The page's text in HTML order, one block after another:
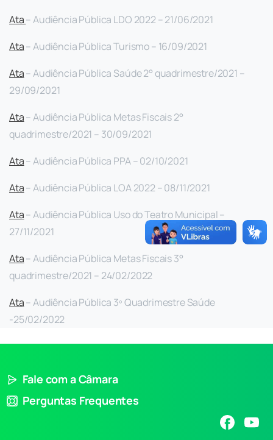
Ata– Audiência Pública LDO 2022 – 21/06/2021
Ata– Audiência Pública Turismo – 16/09/2021
Ata– Audiência Pública Saúde 2° quadrimestre/2021 –
29/09/2021
Ata– Audiência Pública Metas Fiscais 2°
quadrimestre/2021 – 30/09/2021
Ata– Audiência Pública PPA – 02/10/2021
Ata– Audiência Pública LOA 2022 – 08/11/2021
Ata– Audiência Pública Uso do Teatro Municipal –
27/11/2021
Ata– Audiência Pública Metas Fiscais 3°
quadrimestre/2021 – 24/02/2022
Ata– Audiência Pública 3º Quadrimestre Saúde
-25/02/2022
Fale com a Câmara
Perguntas Frequentes